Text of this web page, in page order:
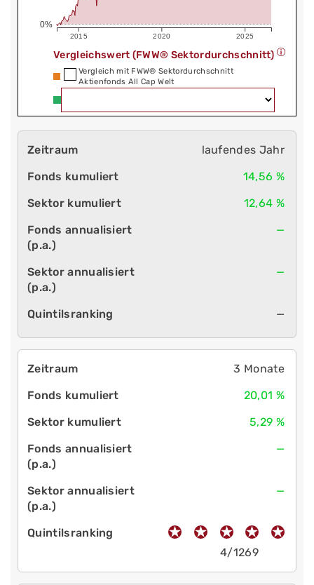
2015 2020 2025
0%
Vergleichswert (FWW® Sektordurchschnitt)
Vergleich mit FWW® Sektordurchschnitt
Aktienfonds All Cap Welt
laufendes Jahr
14,56 %
12,64 %
—
—
—
3 Monate
20,01 %
5,29 %
—
—
4/1269